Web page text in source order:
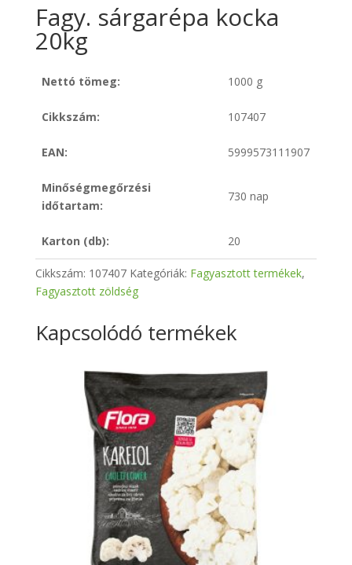
Fagy. sárgarépa kocka
20kg
Nettó tömeg: 1000 g
Cikkszám: 107407
EAN: 5999573111907
Minőségmegőrzési
időtartam:
730 nap
Karton (db): 20
Cikkszám: 107407 Kategóriák: Fagyasztott termékek,
Fagyasztott zöldség
Kapcsolódó termékek